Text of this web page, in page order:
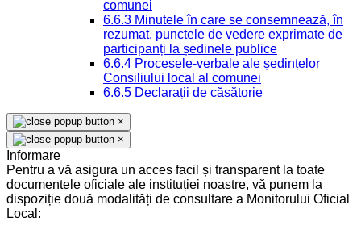
comunei
6.6.3 Minutele în care se consemnează, în
rezumat, punctele de vedere exprimate de
participanți la ședinele publice
6.6.4 Procesele-verbale ale ședințelor
Consiliului local al comunei
6.6.5 Declarații de căsătorie
×
×
Informare
Pentru a vă asigura un acces facil și transparent la toate
documentele oficiale ale instituției noastre, vă punem la
dispoziție două modalități de consultare a Monitorului Oficial
Local: